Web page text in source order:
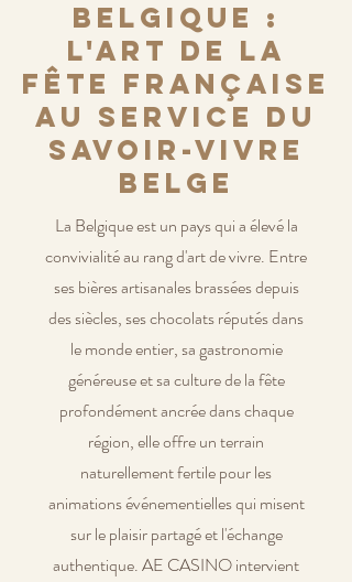
Belgique :
l'art de la
fête française
au service du
savoir-vivre
belge
La Belgique est un pays qui a élevé la
convivialité au rang d'art de vivre. Entre
ses bières artisanales brassées depuis
des siècles, ses chocolats réputés dans
le monde entier, sa gastronomie
généreuse et sa culture de la fête
profondément ancrée dans chaque
région, elle offre un terrain
naturellement fertile pour les
animations événementielles qui misent
sur le plaisir partagé et l'échange
authentique. AE CASINO intervient